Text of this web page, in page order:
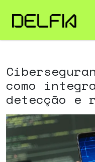
como
detecção e